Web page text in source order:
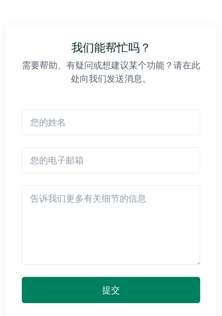
我们能帮忙吗？
需要帮助、有疑问或想建议某个功能？请在此
处向我们发送消息。
提交